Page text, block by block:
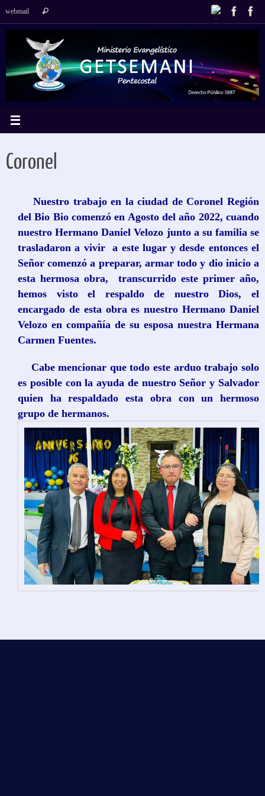
Saltar
webmail Buscar
Coronel
Nuestro trabajo en la ciudad de Coronel Región
del Bio Bio comenzó en Agosto del año 2022, cuando
nuestro Hermano Daniel Velozo junto a su familia se
trasladaron a vivir a este lugar y desde entonces el
Señor comenzó a preparar, armar todo y dio inicio a
esta hermosa obra, transcurrido este primer año,
hemos visto el respaldo de nuestro Dios, el
encargado de esta obra es nuestro Hermano Daniel
Velozo en compañía de su esposa nuestra Hermana
Carmen Fuentes.
Cabe mencionar que todo este arduo trabajo solo
es posible con la ayuda de nuestro Señor y Salvador
quien ha respaldado esta obra con un hermoso
grupo de hermanos.